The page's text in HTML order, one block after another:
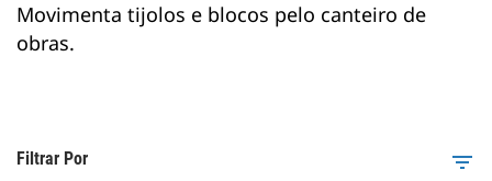
Movimenta tijolos e blocos pelo canteiro de
obras.
Filtrar Por filter_list